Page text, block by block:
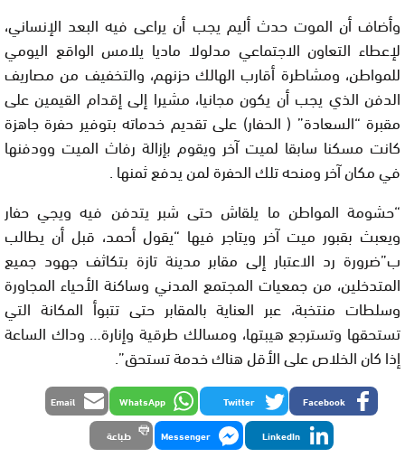
وأضاف أن الموت حدث أليم يجب أن يراعى فيه البعد الإنساني،
لإعطاء التعاون الاجتماعي مدلولا ماديا يلامس الواقع اليومي
للمواطن، ومشاطرة أقارب الهالك حزنهم، والتخفيف من مصاريف
الدفن الذي يجب أن يكون مجانيا، مشيرا إلى إقدام القيمين على
مقبرة “السعادة” ( الحفار) على تقديم خدماته بتوفير حفرة جاهزة
كانت مسكنا سابقا لميت آخر ويقوم بإزالة رفاث الميت وودفنها
في مكان آخر ومنحه تلك الحفرة لمن يدفع ثمنها .
“حشومة المواطن ما يلقاش حتى شبر يتدفن فيه ويجي حفار
ويعبث بقبور ميت آخر ويتاجر فيها “يقول أحمد، قبل أن يطالب
ب”ضرورة رد الاعتبار إلى مقابر مدينة تازة بتكاثف جهود جميع
المتدخلين، من جمعيات المجتمع المدني وساكنة الأحياء المجاورة
وسلطات منتخبة، عبر العناية بالمقابر حتى تتبوأ المكانة التي
تستحقها وتسترجع هيبتها، ومسالك طرقية وإنارة… وداك الساعة
إذا كان الخلاص على الأقل هناك خدمة تستحق”.
Facebook
Twitter
WhatsApp
Email
LinkedIn
Messenger طباعة